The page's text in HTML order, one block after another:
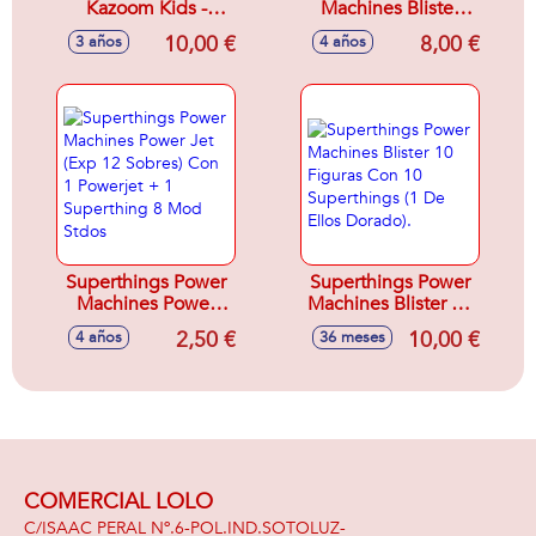
Kazoom Kids -
Blister10 Figurine
1X6 Con 10
3 años 10,00 €
Machines Blister
Powerjet Con 2
Powerjets + 4
4 años 8,00 €
Superthings Power
Machines Power
Jet (Exp 12 Sobres)
Con 1 Powerjet + 1
Stdos
4 años 2,50 €
Superthings Power
Machines Blister 10
Figuras Con 10
Superthings (1 De
36 meses 10,00 €
COMERCIAL LOLO
C/ISAAC PERAL Nº.6-POL.IND.SOTOLUZ-